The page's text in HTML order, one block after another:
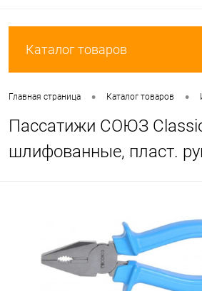
Каталог товаров
Главная страница • Каталог товаров •
Пассатижи СОЮЗ
шлифованные, пласт.